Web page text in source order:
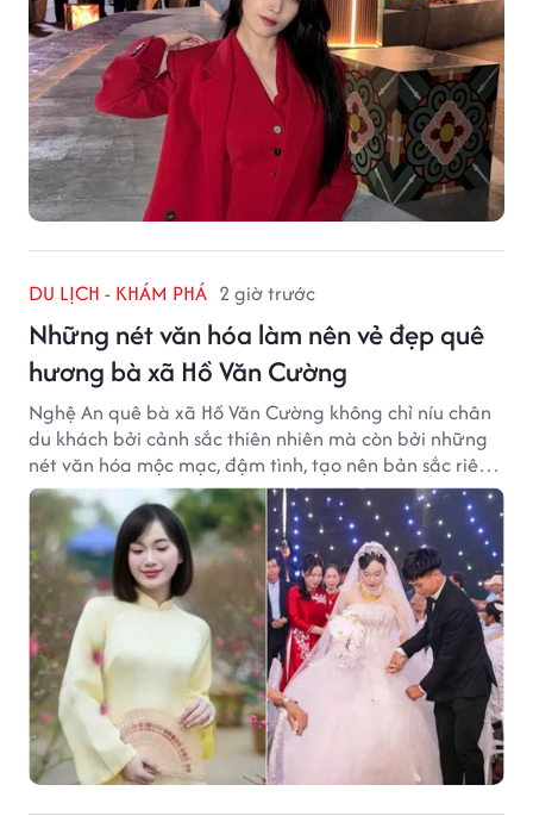
DU LỊCH - KHÁM PHÁ 2 giờ trước
Những nét văn hóa làm nên vẻ đẹp quê
hương bà xã Hồ Văn Cường
Nghệ An quê bà xã Hồ Văn Cường không chỉ níu chân
du khách bởi cảnh sắc thiên nhiên mà còn bởi những
nét văn hóa mộc mạc, đậm tình, tạo nên bản sắc riêng
của vùng đất xứ Nghệ.